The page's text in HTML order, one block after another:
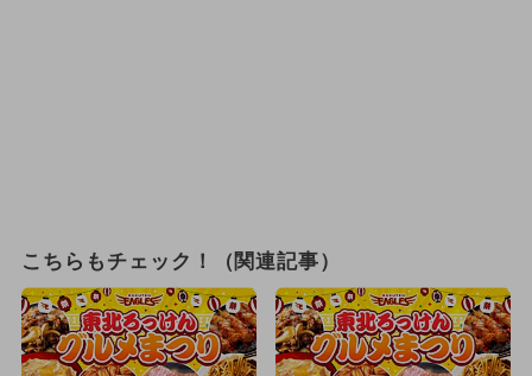
こちらもチェック！（関連記事）